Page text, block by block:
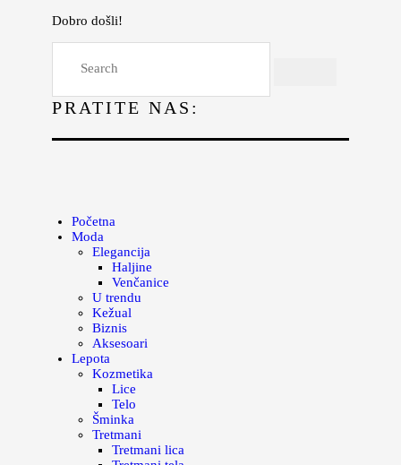
Dobro došli!
PRATITE NAS:
Početna
Moda
Elegancija
Haljine
Venčanice
U trendu
Kežual
Biznis
Aksesoari
Lepota
Kozmetika
Lice
Telo
Šminka
Tretmani
Tretmani lica
Lepota
Kuhinja
Magazin